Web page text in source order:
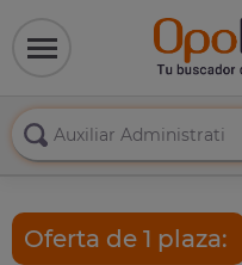
Oferta de 1 plaza: